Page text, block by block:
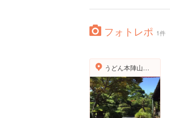
フォトレポ 1件
うどん本陣山田家本店